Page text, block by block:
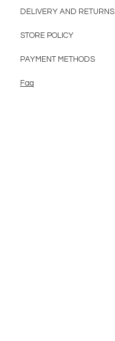
DELIVERY AND RETURNS
STORE POLICY
PAYMENT METHODS
Faq